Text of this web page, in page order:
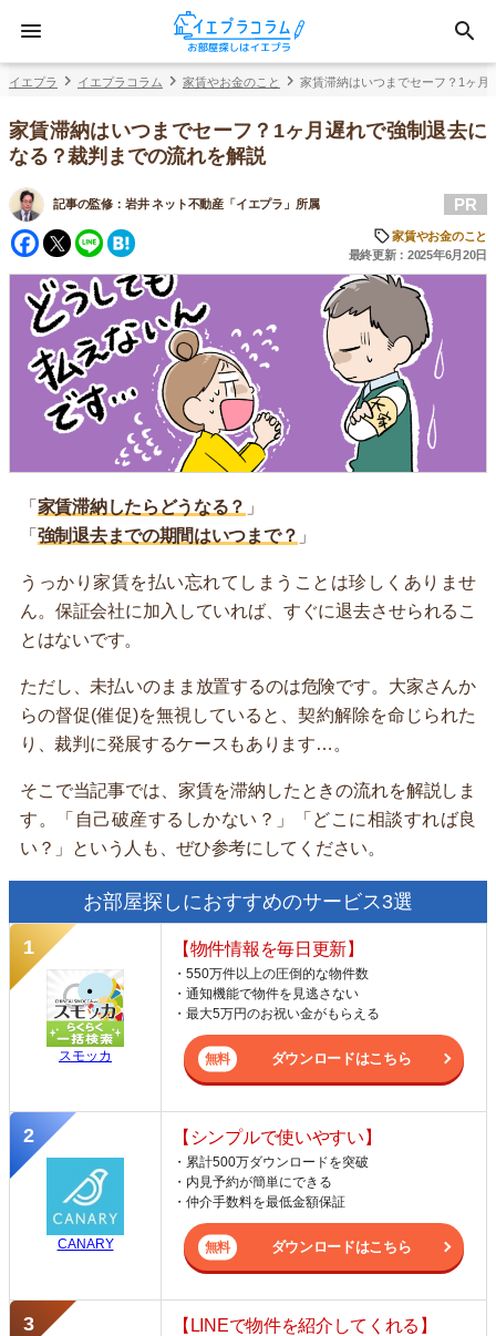
イエプラ イエプラコラム 家賃やお金のこと 家賃滞納はいつまでセーフ？1ヶ月
家賃滞納はいつまでセーフ？1ヶ月遅れで強制退去に
なる？裁判までの流れを解説
記事の監修： 岩井 ネット不動産「イエプラ」所属
Facebook
Twitter
Line
PR
家賃やお金のこと
最終更新：2025年6月20日
「 家賃滞納したらどうなる？ 」
「 強制退去までの期間はいつまで？ 」
うっかり家賃を払い忘れてしまうことは珍しくありませ
ん。保証会社に加入していれば、すぐに退去させられるこ
とはないです。
ただし、未払いのまま放置するのは危険です。大家さんか
らの督促(催促)を無視していると、契約解除を命じられた
り、裁判に発展するケースもあります…。
そこで当記事では、家賃を滞納したときの流れを解説しま
す。「自己破産するしかない？」「どこに相談すれば良
い？」という人も、ぜひ参考にしてください。
お部屋探しにおすすめのサービス3選
スモッカ
【物件情報を毎日更新】
・550万件以上の圧倒的な物件数
・通知機能で物件を見逃さない
・最大5万円のお祝い金がもらえる
ダウンロードはこちら
CANARY
【シンプルで使いやすい】
・累計500万ダウンロードを突破
・内見予約が簡単にできる
・仲介手数料を最低金額保証
ダウンロードはこちら
【LINEで物件を紹介してくれる】